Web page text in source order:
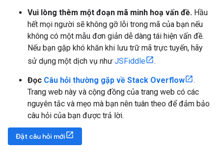
Vui lòng thêm một đoạn mã minh hoạ vấn đề. Hầu
hết mọi người sẽ không gỡ lỗi trong mã của bạn nếu
không có một mẫu đơn giản dễ dàng tái hiện vấn đề.
Nếu bạn gặp khó khăn khi lưu trữ mã trực tuyến, hãy
sử dụng một dịch vụ như JSFiddle .
Đọc Câu hỏi thường gặp về Stack Overflow
.
Trang web này và cộng đồng của trang web có các
nguyên tắc và mẹo mà bạn nên tuân theo để đảm bảo
câu hỏi của bạn được trả lời.
Đặt câu hỏi mới